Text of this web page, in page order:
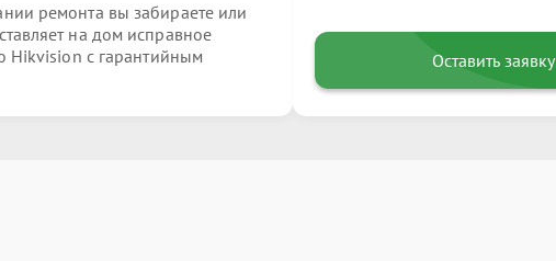
ремонта вы забираете или
на дом исправное
Hikvision с гарантийным
Оставить заявку